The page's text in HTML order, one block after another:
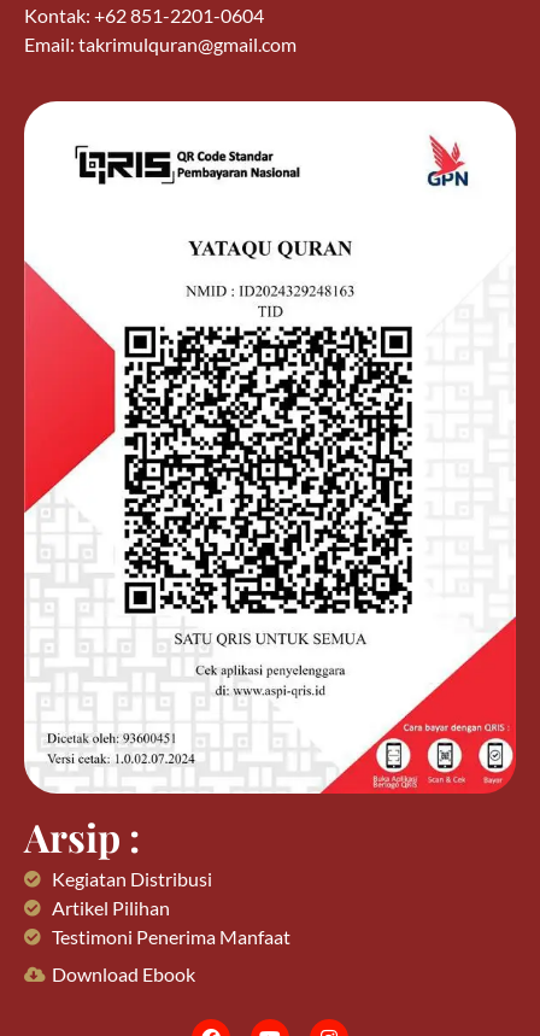
Kontak: +62 851-2201-0604
Email: takrimulquran@gmail.com
Arsip :
Kegiatan Distribusi
Artikel Pilihan
Testimoni Penerima Manfaat
Download Ebook